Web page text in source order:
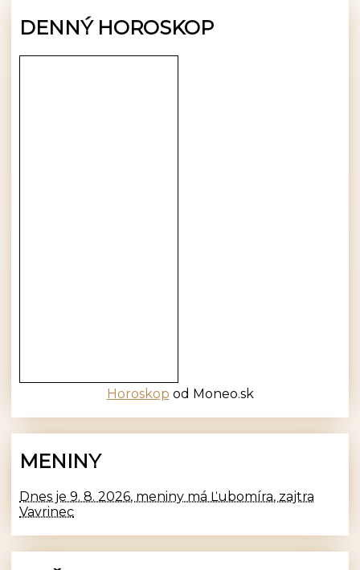
DENNÝ HOROSKOP
Horoskop od Moneo.sk
MENINY
Dnes je 9. 8. 2026, meniny má Ľubomíra, zajtra
Vavrinec